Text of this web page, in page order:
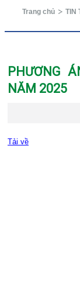
Trang chủ TIN
PHƯƠNG
NĂM 2025
Tải về